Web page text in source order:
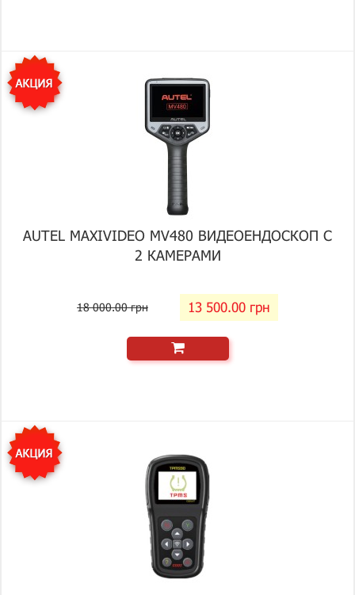
AUTEL MAXIVIDEO MV480 ВИДЕОЕНДОСКОП С
2 КАМЕРАМИ
18 000.00 грн 13 500.00 грн